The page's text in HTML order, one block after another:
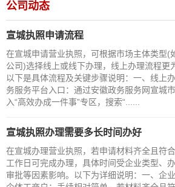
公司动态
宣城执照申请流程
在宣城申请营业执照，可根据市场主体类型(
公司)选择线上或线下办理，线上办理流程更
以下是具体流程及关键步骤说明：一、线上
务服务平台入口：通过安徽政务服务网宣城
入“高效办成一件事”专区，搜索“......
宣城执照办理需要多长时间办好
在宣城办理营业执照，若申请材料齐全且符
工作日可完成办理，具体时间受企业类型、
审批等因素影响。以下为详细说明：一、企